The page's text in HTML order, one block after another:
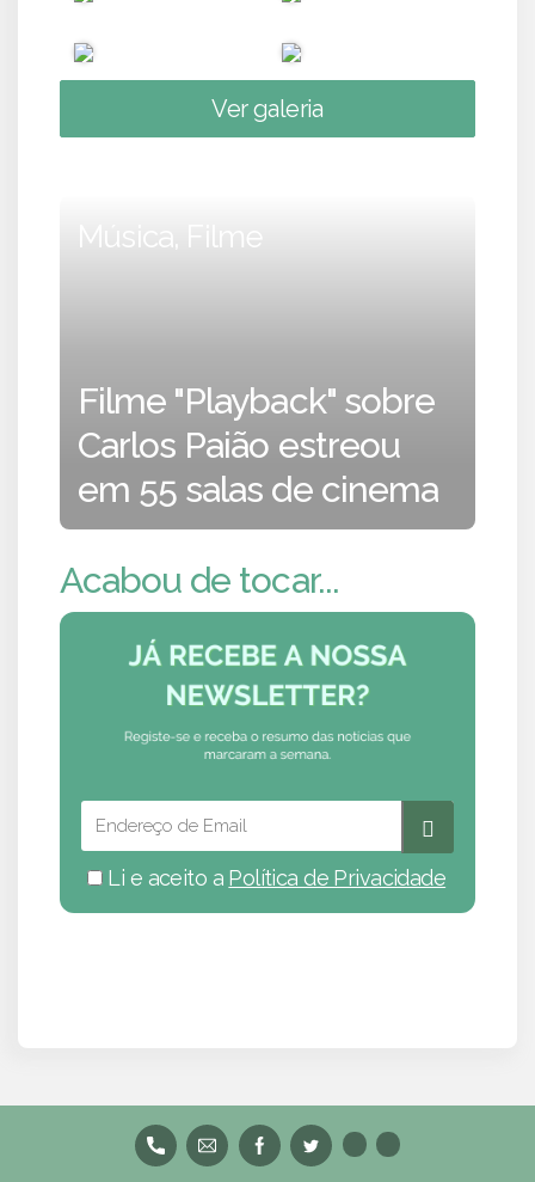
Ver galeria
Música, Filme
Filme "Playback" sobre
Carlos Paião estreou
em 55 salas de cinema
Acabou de tocar...
Li e aceito a Política de Privacidade